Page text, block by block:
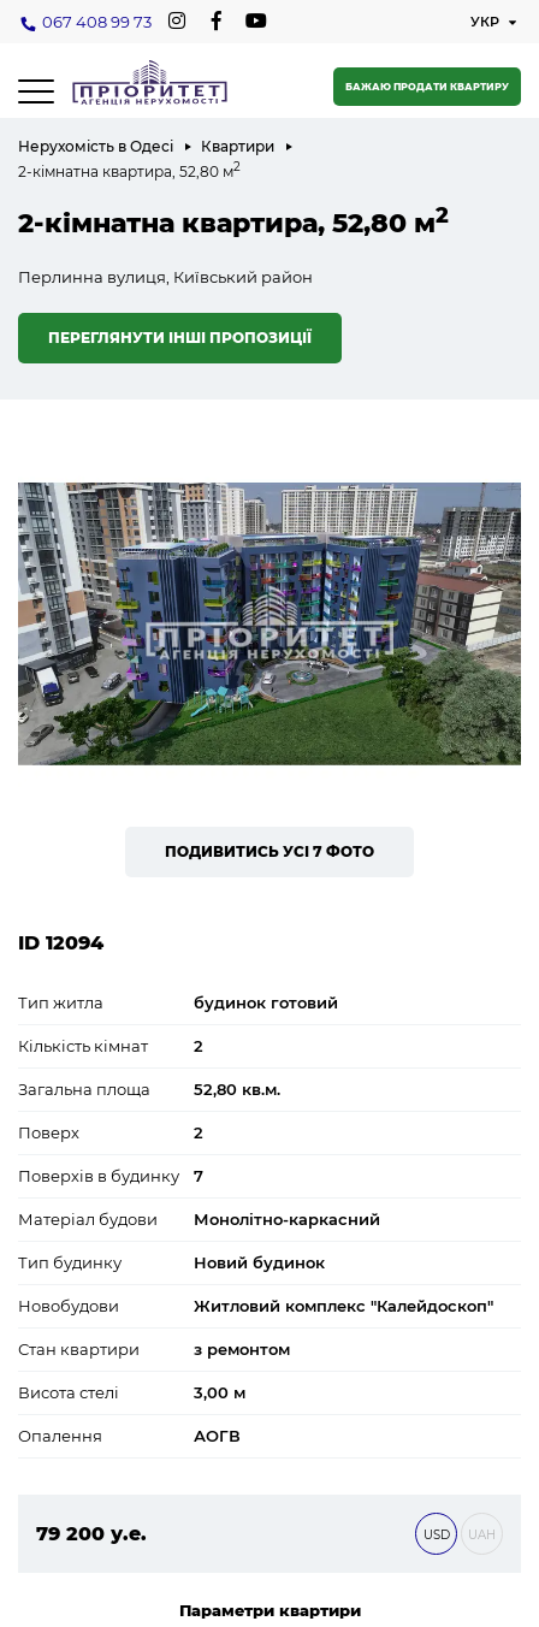
067 408 99 73
БАЖАЮ ПРОДАТИ КВАРТИРУ
Нерухомість в Одесі
Квартири
2-кімнатна квартира, 52,80 м2
2-кімнатна квартира, 52,80 м2
Перлинна вулиця, Київський район
ПЕРЕГЛЯНУТИ ІНШІ ПРОПОЗИЦІЇ
ПОДИВИТИСЬ УСІ 7 ФОТО
ID 12094
Тип житла будинок готовий
Кількість кімнат 2
Загальна площа 52,80 кв.м.
Поверх 2
Поверхів в будинку 7
Матеріал будови Монолітно-каркасний
Тип будинку Новий будинок
Новобудови Житловий комплекс "Калейдоскоп"
Стан квартири з ремонтом
Висота стелі 3,00 м
Опалення АОГВ
79 200 у.е.
USD UAH
Параметри квартири